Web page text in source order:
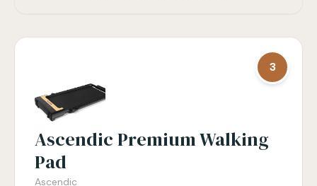
3
Ascendic Premium Walking
Pad
Ascendic